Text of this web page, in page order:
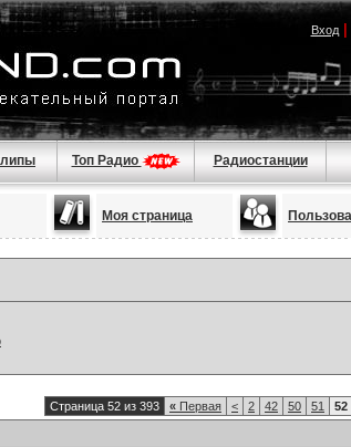
Вход|
Топ Радио Радиостанции
Моя страница
Страница 52 из 393 « Первая < 2 42 50 51 52